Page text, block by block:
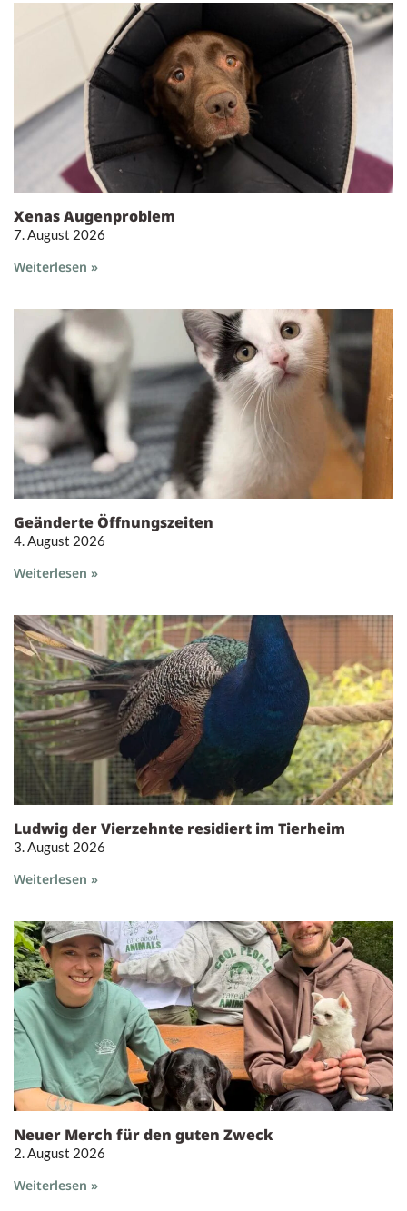
Xenas Augenproblem
7. August 2026
Weiterlesen »
Geänderte Öffnungszeiten
4. August 2026
Weiterlesen »
Ludwig der Vierzehnte residiert im Tierheim
3. August 2026
Weiterlesen »
Neuer Merch für den guten Zweck
2. August 2026
Weiterlesen »